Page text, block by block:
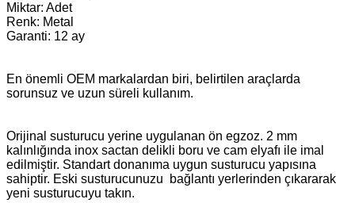
Miktar: Adet
Renk: Metal
Garanti: 12 ay
En önemli OEM markalardan biri, belirtilen araçlarda
sorunsuz ve uzun süreli kullanım.
Orijinal susturucu yerine uygulanan ön egzoz. 2 mm
kalınlığında inox sactan delikli boru ve cam elyafı ile imal
edilmiştir. Standart donanıma uygun susturucu yapısına
sahiptir. Eski susturucunuzu bağlantı yerlerinden çıkararak
yeni susturucuyu takın.